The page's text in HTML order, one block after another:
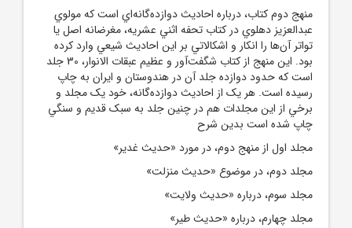
منهج دوم کتاب، درباره احاديث دوازده‌گانه‌اي است که مولوي
عبدالعزيز دهلوي در کتاب تحفه اثني عشريه، مغرضانه اصل يا
تواتر آن‌ها را انکار و اشکالاتي بر اين احاديث شيعي وارد کرده
بود. اين منهج از کتاب شگفت‌آور و عظيم عبقات الانوار، 30 جلد
است که حدود دوازده جلد آن در هندوستان و ايران به چاپ
رسيده است. هر يک از احاديث دوازده‌گانه، خود يک مجلد و
برخي از اين مجلدات هم در چنين جلد به سبک قديم و سنگي
چاپ شده است بدين شرح
مجلد اول از منهج دوم، در مورد «حديث غدير»
مجلد دوم، در موضوع «حديث منزلت»
مجلد سوم، درباره «حديث ولايت»
مجلد چهارم، درباره «حديث طير»